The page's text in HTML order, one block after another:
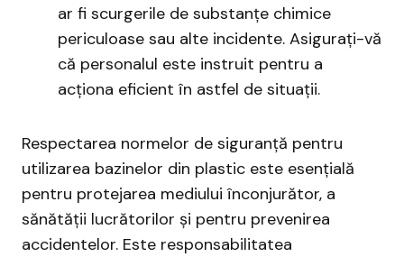
ar fi scurgerile de substanțe chimice
periculoase sau alte incidente. Asigurați-vă
că personalul este instruit pentru a
acționa eficient în astfel de situații.
Respectarea normelor de siguranță pentru
utilizarea bazinelor din plastic este esențială
pentru protejarea mediului înconjurător, a
sănătății lucrătorilor și pentru prevenirea
accidentelor. Este responsabilitatea